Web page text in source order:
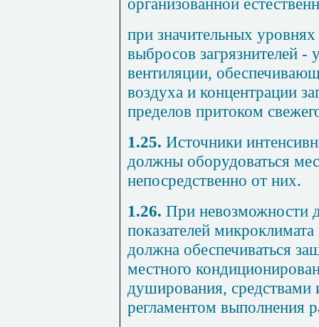
при значительных
выбросов загрязнителей -
вентиляции,
воздуха и концентрации
пределов притоком
1.25. Источники
должны оборудоваться
непосредственно от них.
1.26. При невозможности
показателей
должна обеспечиваться
местного
душирования,
регламентом выполнения